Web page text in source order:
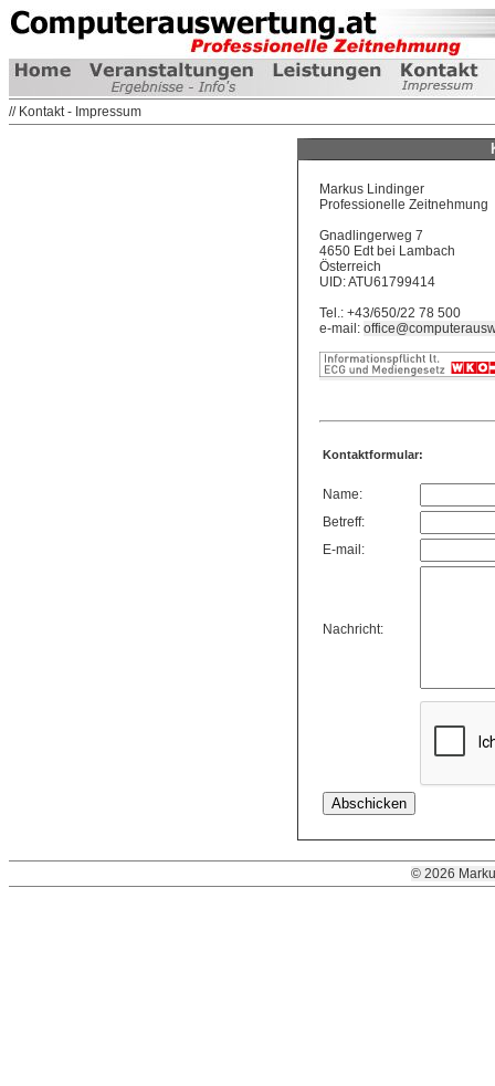
// Kontakt - Impressum
Markus Lindinger
Professionelle Zeitnehmung
Gnadlingerweg 7
4650 Edt bei Lambach
Österreich
UID: ATU61799414
Tel.: +43/650/22 78 500
e-mail:
Kontaktformular:
Name:
Betreff:
E-mail:
Nachricht:
© 2026